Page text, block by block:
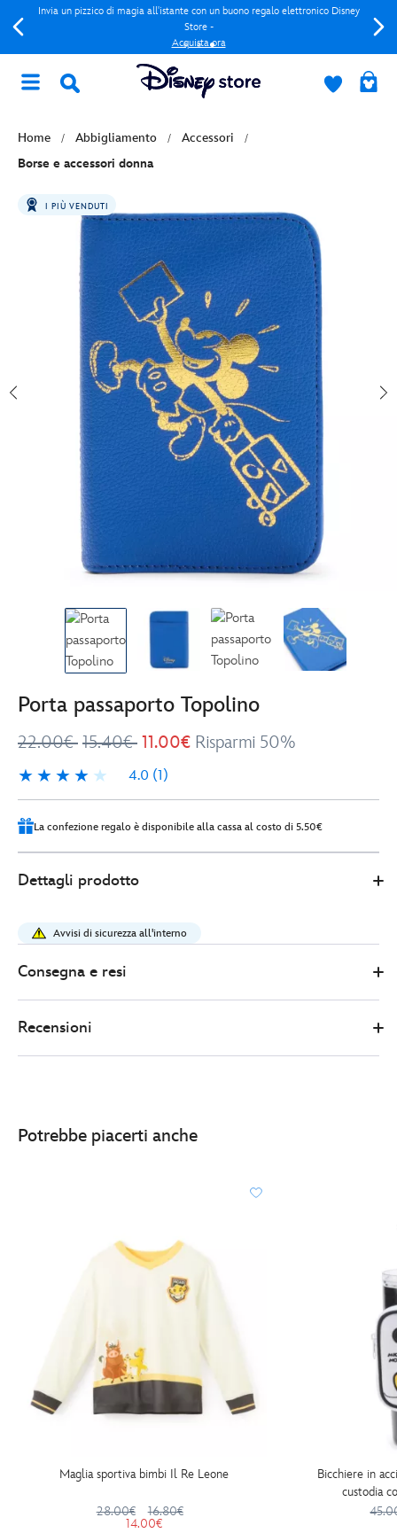
Invia un pizzico di magia all'istante con un buono regalo elettronico Disney
Store -
Acquista ora
Home Abbigliamento
Accessori
Borse e accessori donna
I PIÙ VENDUTI
Porta passaporto Topolino
22.00€ 15.40€ 11.00€ Risparmi 50%
4.0 (1)
4.0
1
La confezione regalo è disponibile alla cassa al costo di 5.50€
11.00
passaporto-
topolino-
442030844566.html
Dettagli prodotto
Avvisi di sicurezza all'interno
Consegna e resi
Recensioni
Potrebbe piacerti anche
Maglia sportiva bimbi Il Re Leone
28.00€
16.80€
14.00€
Bicchiere in
custodia